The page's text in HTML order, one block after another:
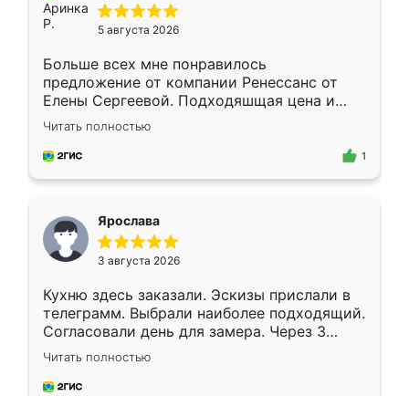
5 августа 2026
Больше всех мне понравилось
предложение от компании Ренессанс от
Елены Сергеевой. Подходяшщая цена и
короткие сроки изготовления. Приехавший
для замера сотрудник Владислав
предложил по моему эскизу самый
Читать полностью
1
Ярослава
3 августа 2026
Кухню здесь заказали. Эскизы прислали в
телеграмм. Выбрали наиболее подходящий.
Согласовали день для замера. Через 3
недели кухня была уже готова. Остались
довольны работой. Спасибо Ренессанс
мебель за качественную работу!
Читать полностью